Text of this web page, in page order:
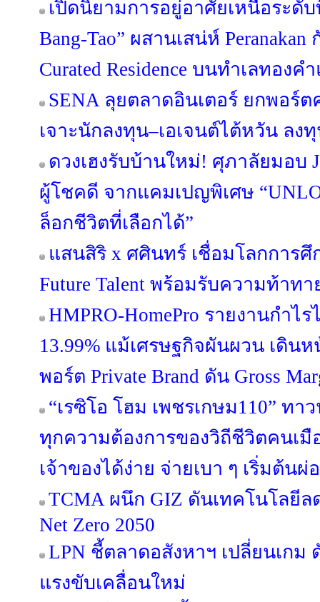
เปิดนิยามการอยู่อาศัยเหนือระดับ
Bang-Tao” ผสานเสน่ห์ Peranakan
Curated Residence บนทำเลทองค
SENA ลุยตลาดอินเตอร์ ยกพอร์
เจาะนักลงทุน–เอเจนต์ไต้หวัน ลง
ดวงเฮงรับบ้านใหม่! ศุภาลัยมอบ
ผู้โชคดี จากแคมเปญพิเศษ
ล็อกชีวิตที่เลือกได้”
แสนสิริ x ศศินทร์ เชื่อมโลกการศึ
Future Talent พร้อมรับความท้าท
HMPRO-HomePro รายงานกำไ
13.99% แม้เศรษฐกิจผันผวน เดิน
พอร์ต Private Brand ดัน Gross
“เรซิโอ โฮม เพชรเกษม110” ท
ทุกความต้องการของวิถีชีวิตคนเมื
เจ้าของได้ง่าย จ่ายเบา ๆ เริ่มต้น
TCMA ผนึก GIZ ดันเทคโนโลยีล
Net Zero 2050
LPN ชี้ตลาดอสังหาฯ เปลี่ยนเก
แรงขับเคลื่อนใหม่